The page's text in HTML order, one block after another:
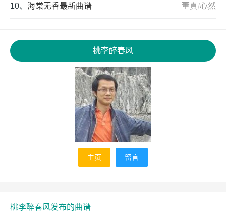
董真/心然
10、 海棠无香最新曲谱
桃李醉春风
主页 留言
桃李醉春风发布的曲谱